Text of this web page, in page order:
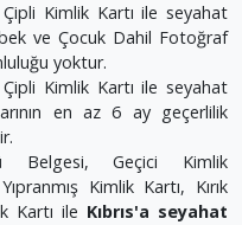
Kimlik Kartı ile seyahat
ve Çocuk Dahil Fotoğraf
yoktur.
Kimlik Kartı ile seyahat
en az 6 ay geçerlilik
Belgesi, Geçici Kimlik
Kimlik Kartı, Kırık
Kartı ile Kıbrıs'a seyahat